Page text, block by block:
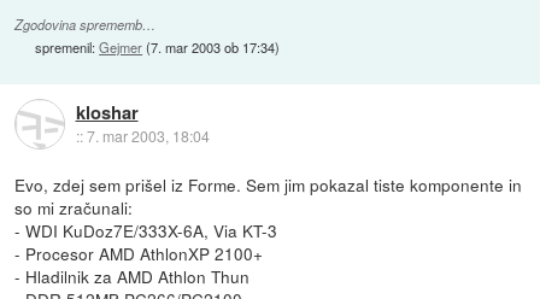
Zgodovina sprememb…
spremenil:Gejmer(7. mar 2003 ob 17:34)
kloshar
::7. mar 2003, 18:04
Evo, zdej sem prišel iz Forme. Sem jim pokazal tiste komponente in
so mi zračunali:
- WDI KuDoz7E/333X-6A, Via KT-3
- Procesor AMD AthlonXP 2100+
- Hladilnik za AMD Athlon Thun